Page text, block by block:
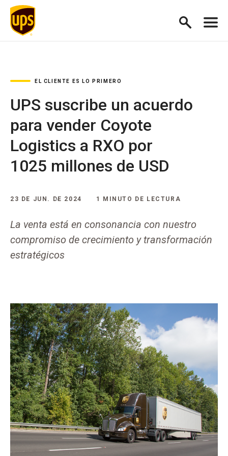
EL CLIENTE ES LO PRIMERO
UPS suscribe un acuerdo
para vender Coyote
Logistics a RXO por
1025 millones de USD
23 DE JUN. DE 2024 1 MINUTO DE LECTURA
La venta está en consonancia con nuestro
compromiso de crecimiento y transformación
estratégicos